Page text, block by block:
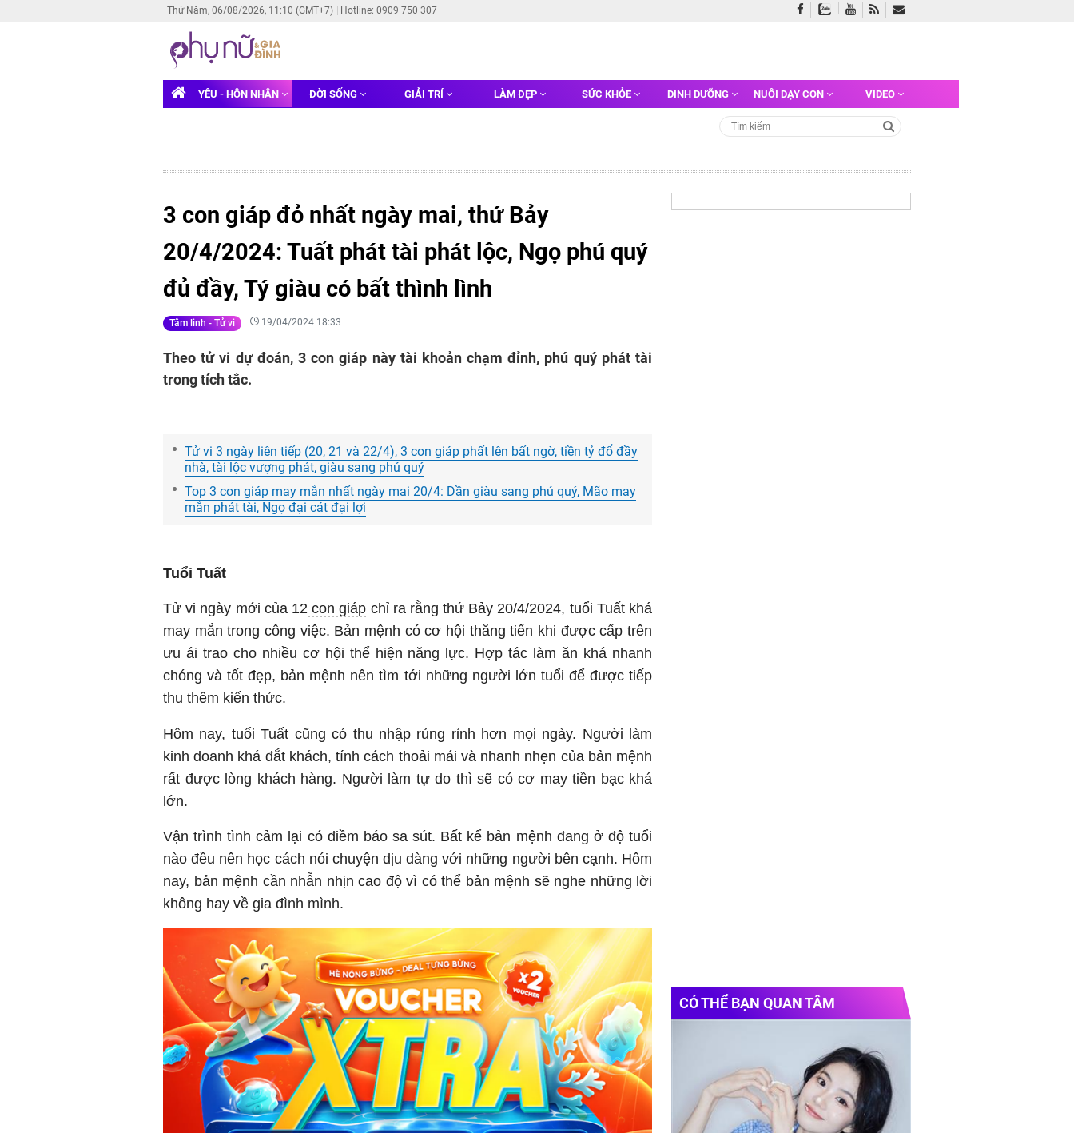
Thứ Năm, 06/08/2026, 11:10 (GMT+7) Hotline: 0909 750 307
YÊU - HÔN NHÂN ĐỜI SỐNG GIẢI TRÍ LÀM ĐẸP SỨC KHỎE DINH DƯỠNG NUÔI DẠY CON VIDEO
3 con giáp đỏ nhất ngày mai, thứ Bảy
20/4/2024: Tuất phát tài phát lộc, Ngọ phú quý
đủ đầy, Tý giàu có bất thình lình
Tâm linh - Tử vi 19/04/2024 18:33
Theo tử vi dự đoán, 3 con giáp này tài khoản chạm đỉnh, phú quý phát tài
trong tích tắc.
Tử vi 3 ngày liên tiếp (20, 21 và 22/4), 3 con giáp phất lên bất ngờ, tiền tỷ đổ đầy
nhà, tài lộc vượng phát, giàu sang phú quý
Top 3 con giáp may mắn nhất ngày mai 20/4: Dần giàu sang phú quý, Mão may
mắn phát tài, Ngọ đại cát đại lợi
Tuổi Tuất
Tử vi ngày mới của 12 con giáp chỉ ra rằng thứ Bảy 20/4/2024, tuổi Tuất khá
may mắn trong công việc. Bản mệnh có cơ hội thăng tiến khi được cấp trên
ưu ái trao cho nhiều cơ hội thể hiện năng lực. Hợp tác làm ăn khá nhanh
chóng và tốt đẹp, bản mệnh nên tìm tới những người lớn tuổi để được tiếp
thu thêm kiến thức.
Hôm nay, tuổi Tuất cũng có thu nhập rủng rỉnh hơn mọi ngày. Người làm
kinh doanh khá đắt khách, tính cách thoải mái và nhanh nhẹn của bản mệnh
rất được lòng khách hàng. Người làm tự do thì sẽ có cơ may tiền bạc khá
lớn.
Vận trình tình cảm lại có điềm báo sa sút. Bất kể bản mệnh đang ở độ tuổi
nào đều nên học cách nói chuyện dịu dàng với những người bên cạnh. Hôm
nay, bản mệnh cần nhẫn nhịn cao độ vì có thể bản mệnh sẽ nghe những lời
không hay về gia đình mình.
CÓ THỂ BẠN QUAN TÂM